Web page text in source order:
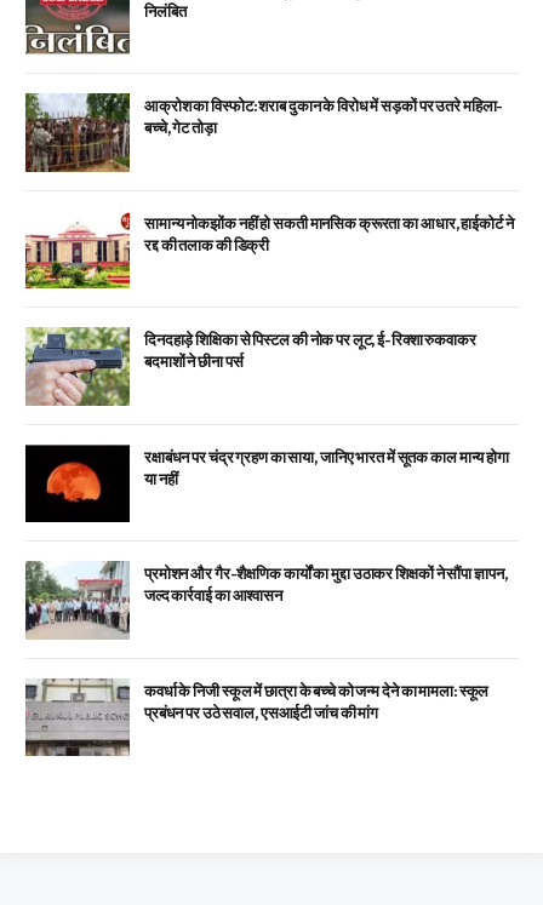
निलंबित
आक्रोश का विस्फोट: शराब दुकान के विरोध में सड़कों पर उतरे महिला-
बच्चे, गेट तोड़ा
सामान्य नोकझोंक नहीं हो सकती मानसिक क्रूरता का आधार, हाईकोर्ट ने
रद्द की तलाक की डिक्री
दिनदहाड़े शिक्षिका से पिस्टल की नोक पर लूट, ई-रिक्शा रुकवाकर
बदमाशों ने छीना पर्स
रक्षाबंधन पर चंद्र ग्रहण का साया, जानिए भारत में सूतक काल मान्य होगा
या नहीं
प्रमोशन और गैर-शैक्षणिक कार्यों का मुद्दा उठाकर शिक्षकों ने सौंपा ज्ञापन,
जल्द कार्रवाई का आश्वासन
कवर्धा के निजी स्कूल में छात्रा के बच्चे को जन्म देने का मामला: स्कूल
प्रबंधन पर उठे सवाल, एसआईटी जांच की मांग